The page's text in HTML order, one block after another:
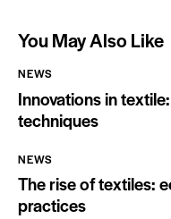
You May Also Like
NEWS
Innovations in
techniques
NEWS
The rise of textiles:
practices